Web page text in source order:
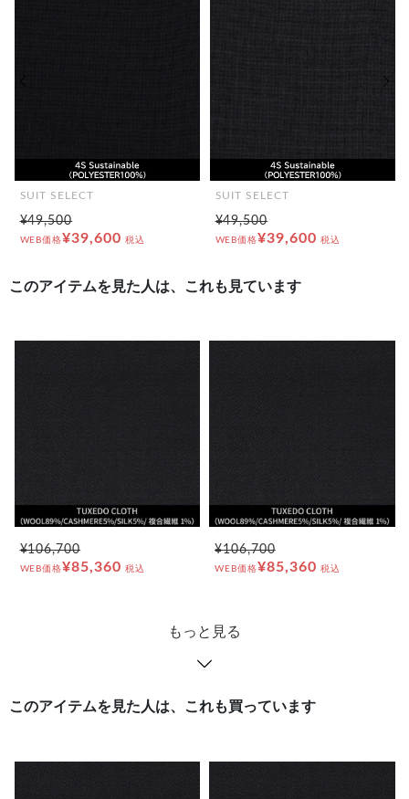
SUIT SELECT
¥49,500
WEB価格¥39,600 税込
SUIT SELECT
¥49,500
WEB価格¥39,600 税込
前の画像
このアイテムを見た人は、これも見ています
¥106,700
WEB価格¥85,360 税込
¥106,700
WEB価格¥85,360 税込
もっと見る
このアイテムを見た人は、これも買っています